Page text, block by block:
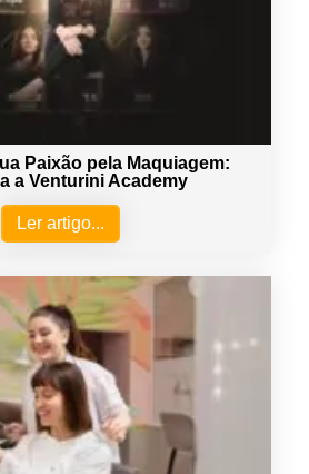
Paixão pela Maquiagem:
a Venturini Academy
Ler artigo...